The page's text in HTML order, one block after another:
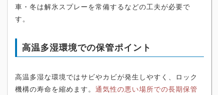
車・冬は解氷スプレーを常備するなどの工夫が必要で
す。
高温多湿環境での保管ポイント
高温多湿な環境ではサビやカビが発生しやすく、ロック
機構の寿命を縮めます。 通気性の悪い場所での長期保管